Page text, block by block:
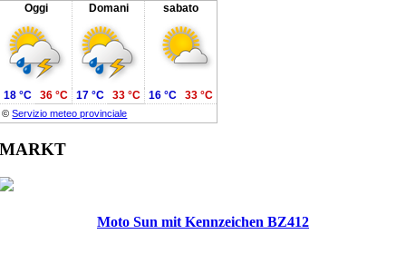
Oggi Domani sabato
©Servizio meteo provinciale
18 °C 36 °C 17 °C 33 °C 16 °C 33 °C
MARKT
Moto Sun mit Kennzeichen BZ412